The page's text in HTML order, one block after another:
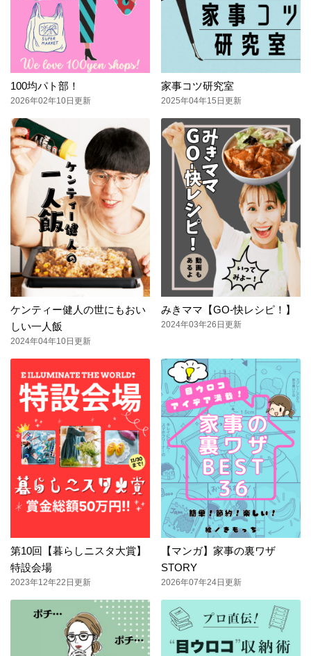
100均パト部！
2026年02年10日更新
家事コツ研究室
2025年04年15日更新
ケンティー健人の世にもおい
しい一人飯
2024年04年10日更新
みきママ【GO-快レシピ！】
2024年03年26日更新
第10回【暮らしニスタ大賞】
特設会場
2023年12年22日更新
【マンガ】家事の裏ワザ
STORY
2026年07年24日更新